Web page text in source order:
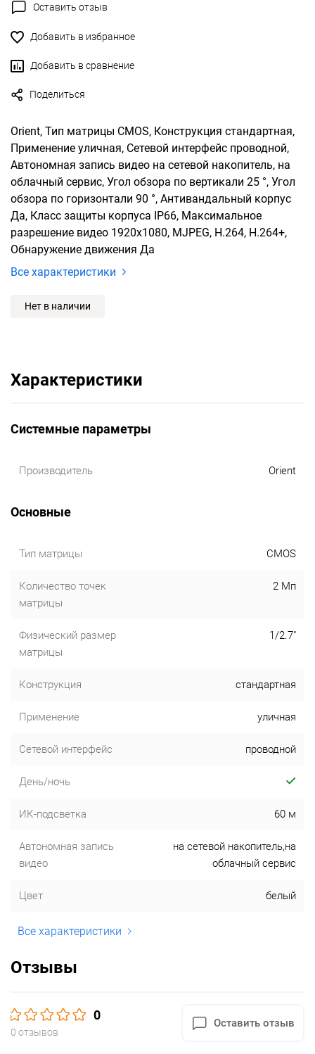
Оставить отзыв
Добавить в избранное
Добавить в сравнение
Поделиться
Orient, Тип матрицы CMOS, Конструкция стандартная,
Применение уличная, Сетевой интерфейс проводной,
Автономная запись видео на сетевой накопитель, на
облачный сервис, Угол обзора по вертикали 25 °, Угол
обзора по горизонтали 90 °, Антивандальный корпус
Да, Класс защиты корпуса IP66, Максимальное
разрешение видео 1920x1080, MJPEG, H.264, H.264+,
Обнаружение движения Да
Все характеристики
Нет в наличии
Характеристики
Системные параметры
Производитель Orient
Основные
Тип матрицы CMOS
Количество точек
матрицы
2 Мп
Физический размер
матрицы
1/2.7"
Конструкция стандартная
Применение уличная
Сетевой интерфейс проводной
День/ночь
ИК-подсветка 60 м
Автономная запись
видео
на сетевой накопитель,на
облачный сервис
Цвет белый
Все характеристики
Отзывы
0
0 отзывов
Оставить отзыв